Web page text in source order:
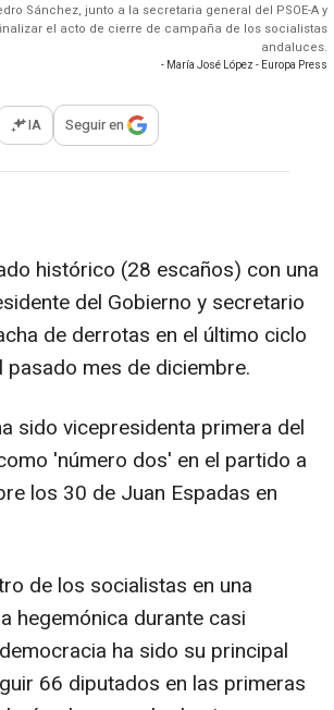
Sánchez, junto a la secretaria general del PSOE-A y
el acto de cierre de campaña de los socialistas
andaluces.
- María José López - Europa Press
opciones para compartir
IA Seguir en
histórico (28 escaños) con una
del Gobierno y secretario
de derrotas en el último ciclo
mes de diciembre.
sido vicepresidenta primera del
'número dos' en el partido a
los 30 de Juan Espadas en
de los socialistas en una
hegemónica durante casi
ha sido su principal
66 diputados en las primeras